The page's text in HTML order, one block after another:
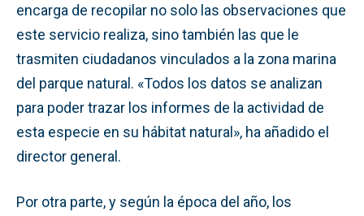
encarga de recopilar no solo las observaciones que
este servicio realiza, sino también las que le
trasmiten ciudadanos vinculados a la zona marina
del parque natural. «Todos los datos se analizan
para poder trazar los informes de la actividad de
esta especie en su hábitat natural», ha añadido el
director general.
Por otra parte, y según la época del año, los